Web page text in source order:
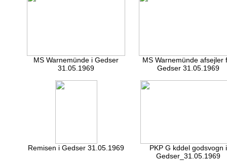
MS Warnemünde i Gedser
31.05.1969
MS Warnemünde afsejler
Gedser 31.05.1969
Remisen i Gedser 31.05.1969
PKP G kddel godsvogn i
Gedser_31.05.1969